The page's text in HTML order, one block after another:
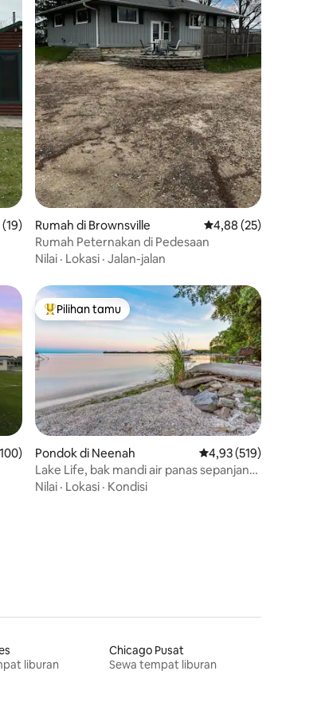
rata 5,0 dari 5, 19 ulasan
Rumah di Brownsville Nilai rata-rata 4,88
4,88 (25)
Rumah Peternakan di Pedesaan
Nilai · Lokasi · Jalan-jalan
rata 4,68 dari 5, 100 ulasan
Pilihan tamu terpopuler
Pilihan tamu
Pondok di Neenah Nilai rata-rata 4,93 dari
4,93 (519)
Lake Life, bak mandi air panas sepanjang
tahun!
Nilai · Lokasi · Kondisi
liburan
Chicago Pusat
Sewa tempat liburan